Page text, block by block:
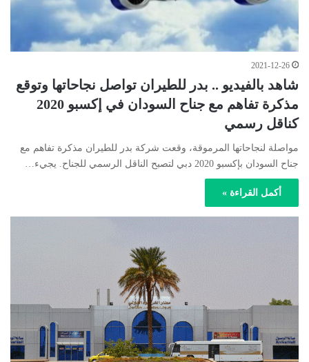
2021-12-26
شاهد بالفيديو .. بدر للطيران تواصل نجاحاتها وتوقع
مذكرة تفاهم مع جناح السودان في إكسبو 2020
كناقل رسمي
مواصلة لنجاحاتها المرموقة، وقعت شركة بدر للطيران مذكرة تفاهم مع
جناح السودان بإكسبو 2020 دبي لتصبح الناقل الرسمي للجناح. يجيء…
أكمل القراءة »